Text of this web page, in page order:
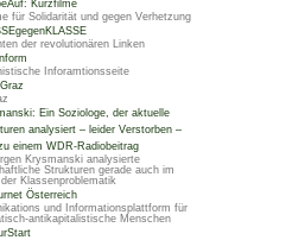
Kurzfilme
für Solidarität und gegen Verhetzung
der revolutionären Linken
Inforamtionsseite
Ein Soziologe, der aktuelle
analysiert – leider Verstorben –
einem WDR-Radiobeitrag
Krysmanski analysierte
Strukturen gerade auch im
Klassenproblematik
Österreich
und Informationsplattform für
antikapitalistische Menschen